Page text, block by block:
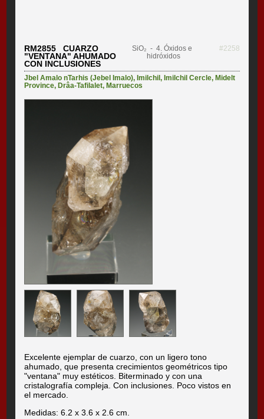
RM2855 CUARZO
"VENTANA" AHUMADO
CON INCLUSIONES
SiO₂ - 4. Óxidos e
hidróxidos
#2258
Jbel Amalo nTarhis (Jebel Imalo), Imilchil, Imilchil Cercle, Midelt
Province, Drâa-Tafilalet, Marruecos
Excelente ejemplar de cuarzo, con un ligero tono
ahumado, que presenta crecimientos geométricos tipo
"ventana" muy estéticos. Biterminado y con una
cristalografía compleja. Con inclusiones. Poco vistos en
el mercado.
Medidas: 6.2 x 3.6 x 2.6 cm.